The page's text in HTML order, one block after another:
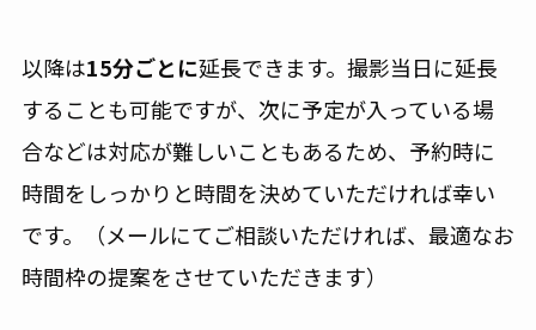
以降は15分ごとに延長できます。撮影当日に延長
することも可能ですが、次に予定が入っている場
合などは対応が難しいこともあるため、予約時に
時間をしっかりと時間を決めていただければ幸い
です。（メールにてご相談いただければ、最適なお
時間枠の提案をさせていただきます）